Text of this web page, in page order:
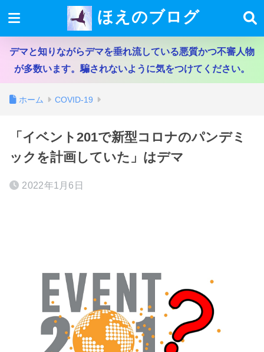
ほえのブログ
デマと知りながらデマを垂れ流している悪質かつ不審人物
が多数います。騙されないように気をつけてください。
ホーム COVID-19
「イベント201で新型コロナのパンデミ
ックを計画していた」はデマ
2022年1月6日